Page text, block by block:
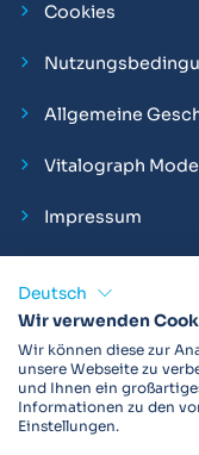
Cookies
Allgemeine
Vitalograph
Impressum
Vitalograph ist ein
EKGs und Bakterien-
als Technologie- und
Deutsch
Wir verwenden
Wir können diese zur
unsere Webseite zu
und Ihnen ein
Informationen zu den
Einstellungen.